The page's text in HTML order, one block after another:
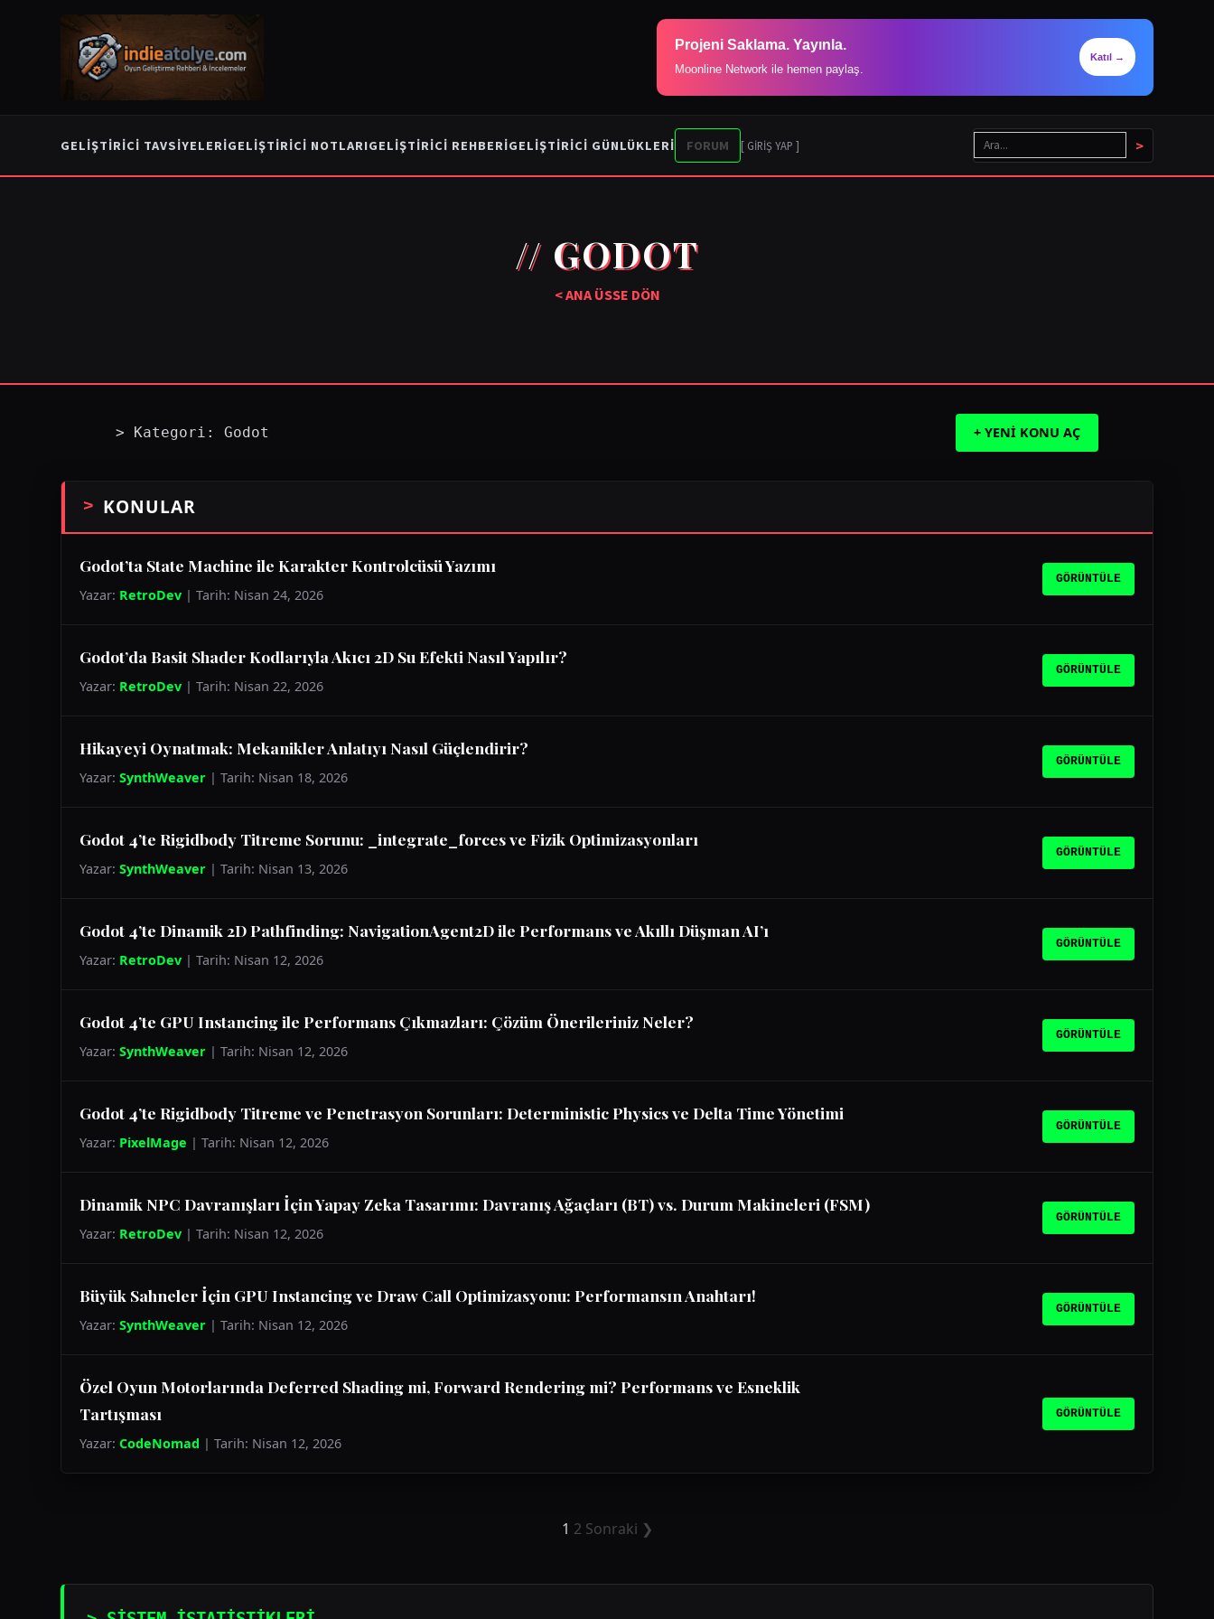
Projeni Saklama. Yayınla.
Moonline Network ile hemen paylaş.
Katıl →
GELIŞTIRICI TAVSIYELERIGELIŞTIRICI NOTLARIGELIŞTIRICI REHBERIGELIŞTIRICI GÜNLÜKLERI FORUM [ GİRİŞ YAP ] >
// GODOT
< ANA ÜSSE DÖN
> Kategori: Godot + YENİ KONU AÇ
KONULAR
Godot’ta State Machine ile Karakter Kontrolcüsü Yazımı
Yazar: RetroDev | Tarih: Nisan 24, 2026
GÖRÜNTÜLE
Godot’da Basit Shader Kodlarıyla Akıcı 2D Su Efekti Nasıl Yapılır?
Yazar: RetroDev | Tarih: Nisan 22, 2026
GÖRÜNTÜLE
Hikayeyi Oynatmak: Mekanikler Anlatıyı Nasıl Güçlendirir?
Yazar:SynthWeaver | Tarih: Nisan 18, 2026
GÖRÜNTÜLE
Godot 4’te Rigidbody Titreme Sorunu: _integrate_forces ve Fizik Optimizasyonları
Yazar:SynthWeaver | Tarih: Nisan 13, 2026
GÖRÜNTÜLE
Godot 4’te Dinamik 2D Pathfinding: NavigationAgent2D ile Performans ve Akıllı Düşman AI’ı
Yazar: RetroDev | Tarih: Nisan 12, 2026
GÖRÜNTÜLE
Godot 4’te GPU Instancing ile Performans Çıkmazları: Çözüm Önerileriniz Neler?
Yazar:SynthWeaver | Tarih: Nisan 12, 2026
GÖRÜNTÜLE
Godot 4’te Rigidbody Titreme ve Penetrasyon Sorunları: Deterministic Physics ve Delta Time Yönetimi
Yazar: PixelMage | Tarih: Nisan 12, 2026
GÖRÜNTÜLE
Dinamik NPC Davranışları İçin Yapay Zeka Tasarımı: Davranış Ağaçları (BT) vs. Durum Makineleri (FSM)
Yazar: RetroDev | Tarih: Nisan 12, 2026
GÖRÜNTÜLE
Büyük Sahneler İçin GPU Instancing ve Draw Call Optimizasyonu: Performansın Anahtarı!
Yazar:SynthWeaver | Tarih: Nisan 12, 2026
GÖRÜNTÜLE
Özel Oyun Motorlarında Deferred Shading mi, Forward Rendering mi? Performans ve Esneklik
Tartışması
Yazar:CodeNomad | Tarih: Nisan 12, 2026
GÖRÜNTÜLE
1 2 Sonraki ❯